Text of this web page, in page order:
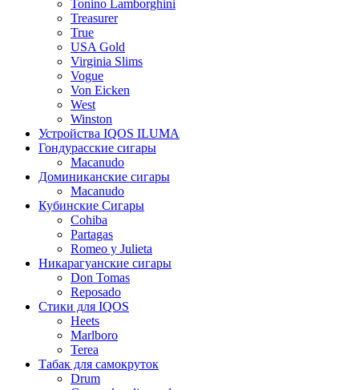
Tonino Lamborghini
Treasurer
True
USA Gold
Virginia Slims
Vogue
Von Eicken
West
Winston
Устройства IQOS ILUMA
Гондурасские сигары
Macanudo
Доминиканские сигары
Macanudo
Кубинские Сигары
Cohiba
Partagas
Romeo y Julieta
Никарагуанские сигары
Don Tomas
Reposado
Стики для IQOS
Heets
Marlboro
Terea
Табак для самокруток
Drum